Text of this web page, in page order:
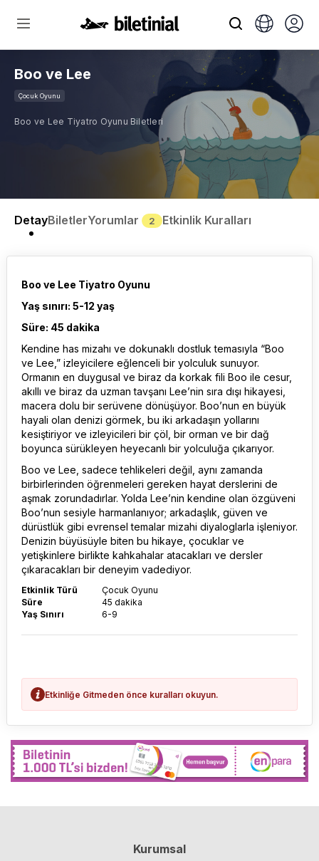
Boo ve Lee
Çocuk Oyunu
Boo ve Lee Tiyatro Oyunu Biletleri
DetayBiletlerYorumlar 2 Etkinlik Kuralları
Boo ve Lee Tiyatro Oyunu
Yaş sınırı: 5-12 yaş
Süre: 45 dakika
Kendine has mizahı ve dokunaklı dostluk temasıyla “Boo
ve Lee,” izleyicilere eğlenceli bir yolculuk sunuyor.
Ormanın en duygusal ve biraz da korkak fili Boo ile cesur,
akıllı ve biraz da uzman tavşanı Lee’nin sıra dışı hikayesi,
macera dolu bir serüvene dönüşüyor. Boo’nun en büyük
hayali olan denizi görmek, bu iki arkadaşın yollarını
kesiştiriyor ve izleyicileri bir çöl, bir orman ve bir dağ
boyunca sürükleyen heyecanlı bir yolculuğa çıkarıyor.
Boo ve Lee, sadece tehlikeleri değil, aynı zamanda
birbirlerinden öğrenmeleri gereken hayat derslerini de
aşmak zorundadırlar. Yolda Lee’nin kendine olan özgüveni
Boo’nun sesiyle harmanlanıyor; arkadaşlık, güven ve
dürüstlük gibi evrensel temalar mizahi diyaloglarla işleniyor.
Denizin büyüsüyle biten bu hikaye, çocuklar ve
yetişkinlere birlikte kahkahalar atacakları ve dersler
çıkaracakları bir deneyim vadediyor.
Etkinlik Türü
Çocuk Oyunu
Süre
45 dakika
Yaş Sınırı
6-9
Etkinliğe Gitmeden önce kuralları okuyun.
Kurumsal